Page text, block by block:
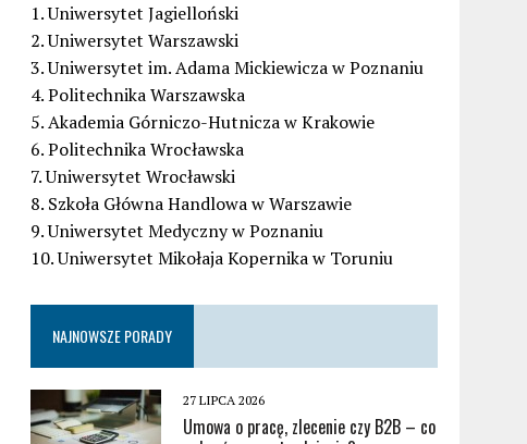
1. Uniwersytet Jagielloński
2. Uniwersytet Warszawski
3. Uniwersytet im. Adama Mickiewicza w Poznaniu
4. Politechnika Warszawska
5. Akademia Górniczo-Hutnicza w Krakowie
6. Politechnika Wrocławska
7. Uniwersytet Wrocławski
8. Szkoła Główna Handlowa w Warszawie
9. Uniwersytet Medyczny w Poznaniu
10. Uniwersytet Mikołaja Kopernika w Toruniu
NAJNOWSZE PORADY
27 LIPCA 2026
Umowa o pracę, zlecenie czy B2B – co